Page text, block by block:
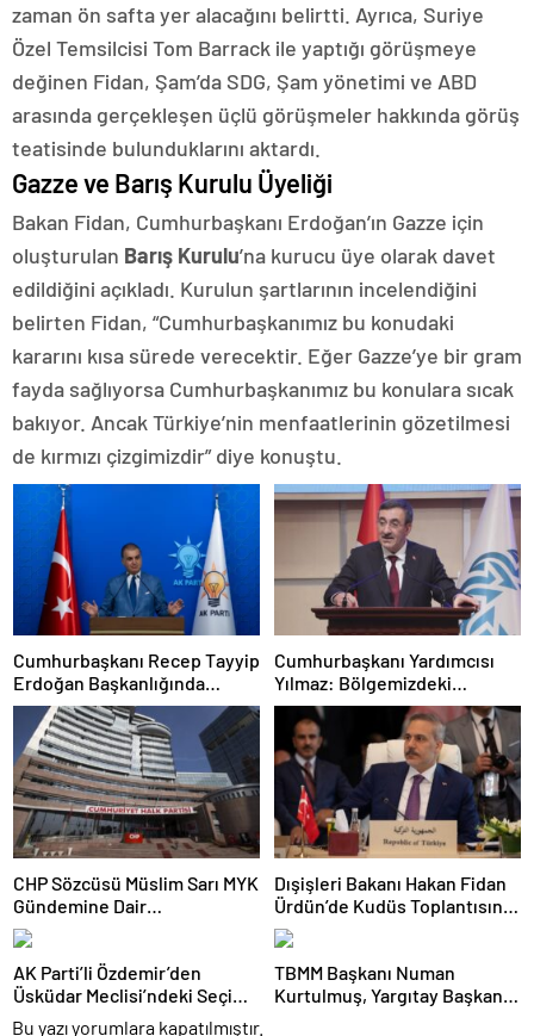
zaman ön safta yer alacağını belirtti. Ayrıca, Suriye
Özel Temsilcisi Tom Barrack ile yaptığı görüşmeye
değinen Fidan, Şam’da SDG, Şam yönetimi ve ABD
arasında gerçekleşen üçlü görüşmeler hakkında görüş
teatisinde bulunduklarını aktardı.
Gazze ve Barış Kurulu Üyeliği
Bakan Fidan, Cumhurbaşkanı Erdoğan’ın Gazze için
oluşturulan Barış Kurulu’na kurucu üye olarak davet
edildiğini açıkladı. Kurulun şartlarının incelendiğini
belirten Fidan, “Cumhurbaşkanımız bu konudaki
kararını kısa sürede verecektir. Eğer Gazze’ye bir gram
fayda sağlıyorsa Cumhurbaşkanımız bu konulara sıcak
bakıyor. Ancak Türkiye’nin menfaatlerinin gözetilmesi
de kırmızı çizgimizdir” diye konuştu.
Cumhurbaşkanı Recep Tayyip
Erdoğan Başkanlığında
Toplanan AK Parti MKYK’da
Gündem “Terörsüz Türkiye”
Süreci Oldu
Cumhurbaşkanı Yardımcısı
Yılmaz: Bölgemizdeki
Emperyalist Tuzakları Boşa
Çıkarmaya Devam Edeceğiz
CHP Sözcüsü Müslim Sarı MYK
Gündemine Dair
Açıklamalarda Bulundu: 8 İl
Başkanlığına Atama Yapıldı
Dışişleri Bakanı Hakan Fidan
Ürdün’de Kudüs Toplantısına
Katıldı
AK Parti’li Özdemir’den
Üsküdar Meclisi’ndeki Seçime
Tepki: Hukuki Haklarımızı
TBMM Başkanı Numan
Kurtulmuş, Yargıtay Başkanı
Bu yazı yorumlara kapatılmıştır.